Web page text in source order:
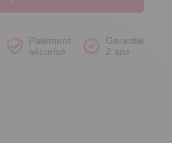
Paiement
sécurisé
Garantie
2 ans